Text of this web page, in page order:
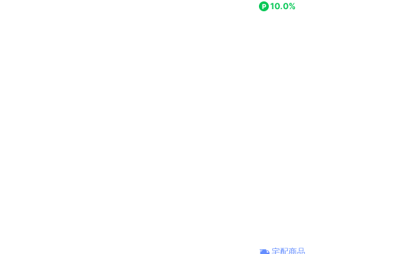
10.0%
宅配商品